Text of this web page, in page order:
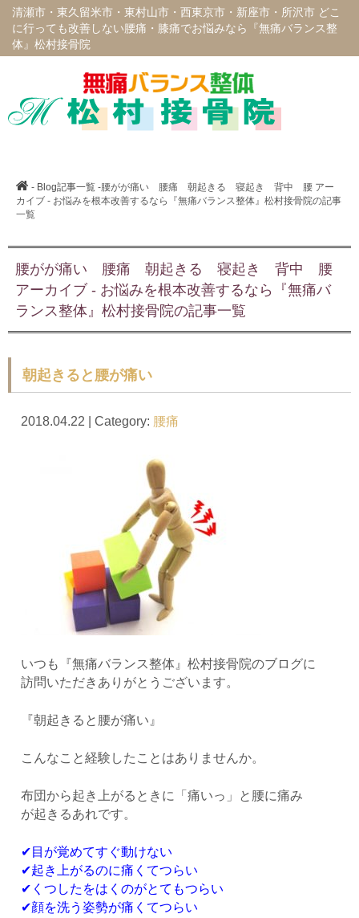
清瀬市・東久留米市・東村山市・西東京市・新座市・所沢市 どこ
に行っても改善しない腰痛・膝痛でお悩みなら『無痛バランス整
体』松村接骨院
- Blog記事一覧 -腰がが痛い 腰痛 朝起きる 寝起き 背中 腰 アー
カイブ - お悩みを根本改善するなら『無痛バランス整体』松村接骨院の記事
一覧
腰がが痛い 腰痛 朝起きる 寝起き 背中 腰
アーカイブ - お悩みを根本改善するなら『無痛バ
ランス整体』松村接骨院の記事一覧
朝起きると腰が痛い
2018.04.22 | Category: 腰痛
いつも『無痛バランス整体』松村接骨院のブログに
訪問いただきありがとうございます。
『朝起きると腰が痛い』
こんなこと経験したことはありませんか。
布団から起き上がるときに「痛いっ」と腰に痛み
が起きるあれです。
✔目が覚めてすぐ動けない
✔起き上がるのに痛くてつらい
✔くつしたをはくのがとてもつらい
✔顔を洗う姿勢が痛くてつらい